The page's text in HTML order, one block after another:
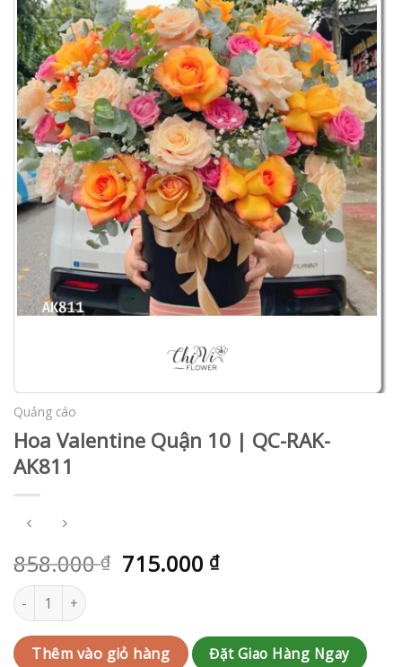
Quảng cáo
Hoa Valentine Quận 10 | QC-RAK-
AK811
858.000₫ 715.000 ₫
Hoa Valentine Quận 10 | QC-RAK-AK811 số lượng
Thêm vào giỏ hàng Đặt Giao Hàng Ngay